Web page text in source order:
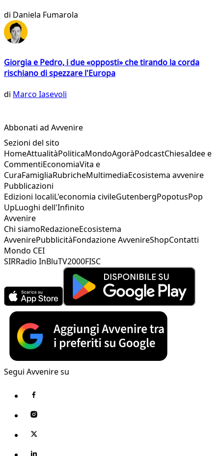
di Daniela Fumarola
Giorgia e Pedro, i due «opposti» che tirando la corda
rischiano di spezzare l'Europa
di Marco Iasevoli
Abbonati ad Avvenire
Sezioni del sito
HomeAttualitàPoliticaMondoAgoràPodcastChiesaIdee e
CommentiEconomiaVita e
CuraFamigliaRubricheMultimediaEcosistema avvenire
Pubblicazioni
Edizioni localiL'economia civileGutenbergPopotusPop
UpLuoghi dell'Infinito
Avvenire
Chi siamoRedazioneEcosistema
AvvenirePubblicitàFondazione AvvenireShopContatti
Mondo CEI
SIRRadio InBluTV2000FISC
Segui Avvenire su